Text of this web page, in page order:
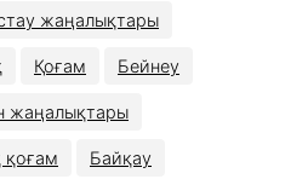
жаңалықтары
Қоғам Бейнеу
жаңалықтары
Байқау